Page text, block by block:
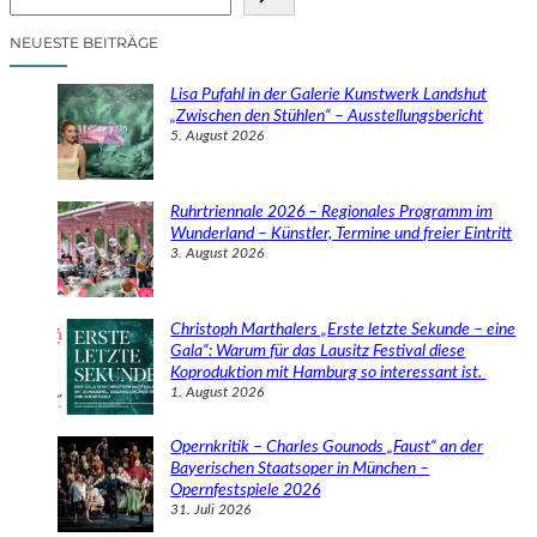
cNEUESTE BEITRÄGE
Lisa Pufahl in der Galerie Kunstwerk Landshut
„Zwischen den Stühlen“ – Ausstellungsbericht
5. August 2026
Ruhrtriennale 2026 – Regionales Programm im
Wunderland – Künstler, Termine und freier Eintritt
3. August 2026
Christoph Marthalers „Erste letzte Sekunde – eine
Gala“: Warum für das Lausitz Festival diese
Koproduktion mit Hamburg so interessant ist.
1. August 2026
Opernkritik – Charles Gounods „Faust“ an der
Bayerischen Staatsoper in München –
Opernfestspiele 2026
31. Juli 2026